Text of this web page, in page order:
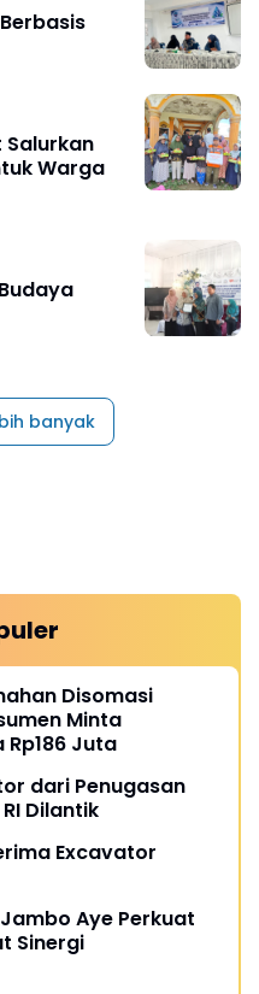
Salurkan
Warga
banyak
Disomasi
Minta
Juta
dari Penugasan
Dilantik
Excavator
Jambo Aye Perkuat
Sinergi